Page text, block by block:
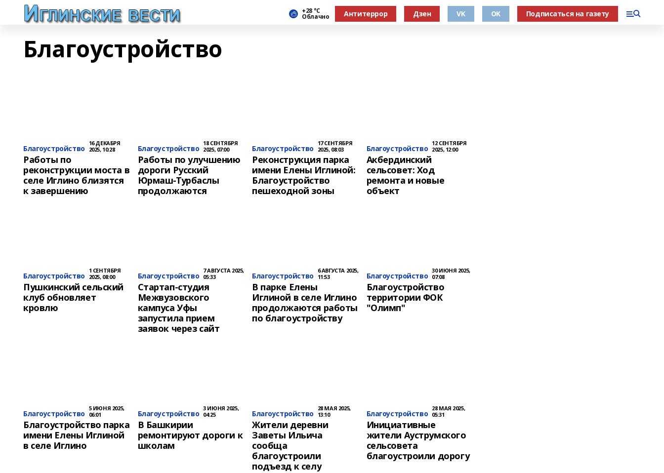
+28 °С
Облачно Антитеррор Дзен VK OK Подписаться на газету
Благоустройство
Благоустройство
16 ДЕКАБРЯ
2025, 10:28
Работы по
реконструкции моста в
селе Иглино близятся
к завершению
Благоустройство
18 СЕНТЯБРЯ
2025, 07:00
Работы по улучшению
дороги Русский
Юрмаш-Турбаслы
продолжаются
Благоустройство
17 СЕНТЯБРЯ
2025, 08:03
Реконструкция парка
имени Елены Иглиной:
Благоустройство
пешеходной зоны
Благоустройство
12 СЕНТЯБРЯ
2025, 12:00
Акбердинский
сельсовет: Ход
ремонта и новые
объект
Благоустройство
1 СЕНТЯБРЯ
2025, 08:00
Пушкинский сельский
клуб обновляет
кровлю
Благоустройство
7 АВГУСТА 2025,
05:33
Стартап-студия
Межвузовского
кампуса Уфы
запустила прием
заявок через сайт
Благоустройство
6 АВГУСТА 2025,
11:53
В парке Елены
Иглиной в селе Иглино
продолжаются работы
по благоустройству
Благоустройство
30 ИЮНЯ 2025,
07:08
Благоустройство
территории ФОК
"Олимп"
Благоустройство
5 ИЮНЯ 2025,
06:01
Благоустройство парка
имени Елены Иглиной
в селе Иглино
Благоустройство
3 ИЮНЯ 2025,
04:25
В Башкирии
ремонтируют дороги к
школам
Благоустройство
28 МАЯ 2025,
13:10
Жители деревни
Заветы Ильича
сообща
благоустроили
подъезд к селу
Благоустройство
28 МАЯ 2025,
05:31
Инициативные
жители Ауструмского
сельсовета
благоустроили дорогу